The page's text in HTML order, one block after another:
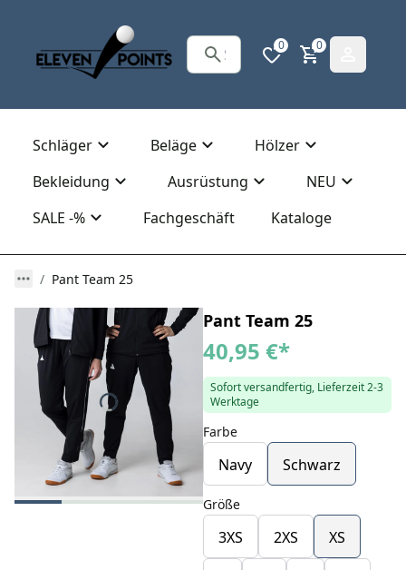
0 0
Schläger Beläge
Hölzer
Bekleidung
Ausrüstung
NEU
SALE -%
Fachgeschäft Kataloge
Pant Team 25
Pant Team 25
40,95 €*
Sofort versandfertig, Lieferzeit 2-3
Werktage
Farbe
Navy Schwarz
Größe
3XS 2XS XS